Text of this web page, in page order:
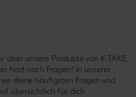
über unsere Produkte von K-TAKE
hast noch Fragen? In unserer
wir deine häufigsten Fragen und
übersichtlich für dich